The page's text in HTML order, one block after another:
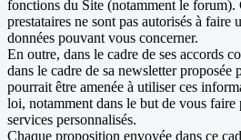
fonctions du Site (notamment le forum).
prestataires ne sont pas autorisés à faire
données pouvant vous concerner.
En outre, dans le cadre de ses accords
dans le cadre de sa newsletter
pourrait être amenée à utiliser ces
loi, notamment dans le but de vous
services personnalisés.
Chaque proposition envoyée dans ce